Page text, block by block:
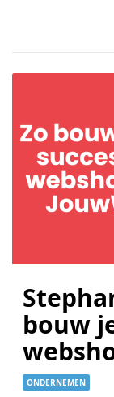
bouw
ONDERNEMEN